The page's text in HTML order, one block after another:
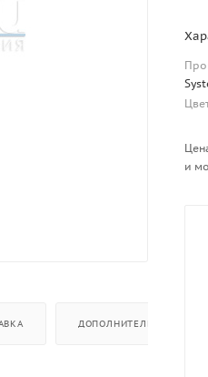
ДОПОЛНИТЕЛЬНО
и